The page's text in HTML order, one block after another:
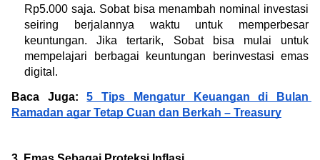
Rp5.000 saja. Sobat bisa menambah nominal investasi
seiring berjalannya waktu untuk memperbesar
keuntungan. Jika tertarik, Sobat bisa mulai untuk
mempelajari berbagai keuntungan berinvestasi emas
digital.
Baca Juga: 5 Tips Mengatur Keuangan di Bulan
Ramadan agar Tetap Cuan dan Berkah – Treasury